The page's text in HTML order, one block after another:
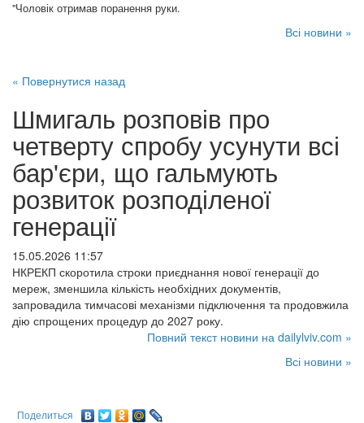
"Чоловік отримав поранення руки.
Всі новини »
« Повернутися назад
Шмигаль розповів про
четверту спробу усунути всі
бар'єри, що гальмують
розвиток розподіленої
генерації
15.05.2026 11:57
НКРЕКП скоротила строки приєднання нової генерації до
мереж, зменшила кількість необхідних документів,
запровадила тимчасові механізми підключення та продовжила
дію спрощених процедур до 2027 року.
Повний текст новини на dailylviv.com »
Всі новини »
Поделиться